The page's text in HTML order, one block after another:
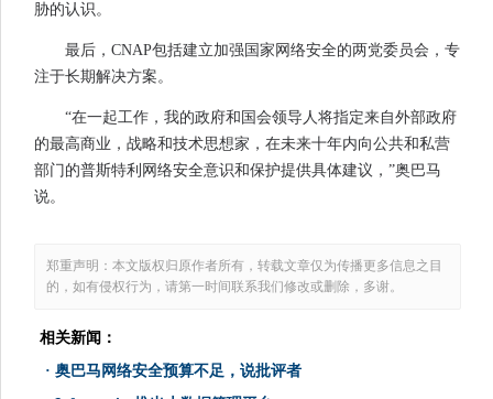
胁的认识。
最后，CNAP包括建立加强国家网络安全的两党委员会，专
注于长期解决方案。
“在一起工作，我的政府和国会领导人将指定来自外部政府
的最高商业，战略和技术思想家，在未来十年内向公共和私营
部门的普斯特利网络安全意识和保护提供具体建议，”奥巴马
说。
郑重声明：本文版权归原作者所有，转载文章仅为传播更多信息之目
的，如有侵权行为，请第一时间联系我们修改或删除，多谢。
相关新闻：
· 奥巴马网络安全预算不足，说批评者